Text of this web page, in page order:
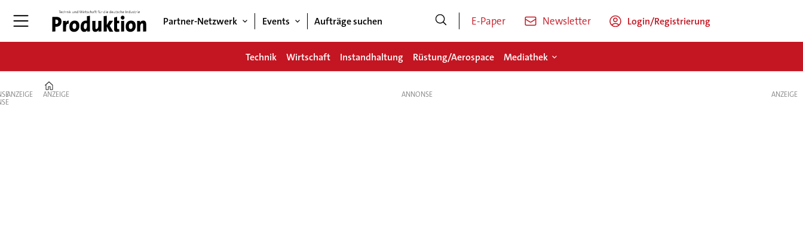
Partner-Netzwerk Events Aufträge suchen E-Paper Newsletter Login/Registrierung
Technik Wirtschaft Instandhaltung Rüstung/Aerospace Mediathek
ANZEIGE ANZEIGE ANZEIGE